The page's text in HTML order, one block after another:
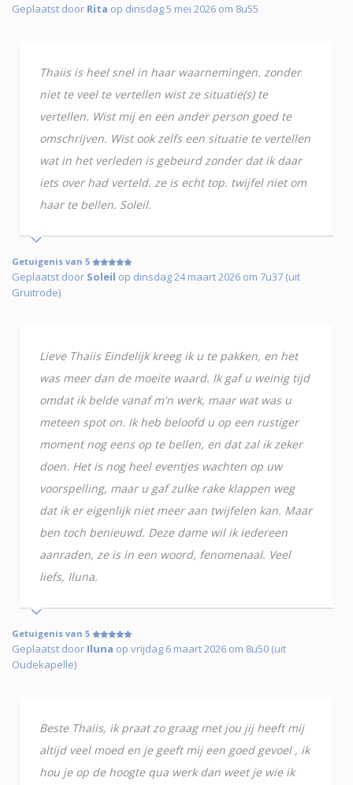
Geplaatst door Rita op dinsdag 5 mei 2026 om 8u55
Thaiis is heel snel in haar waarnemingen. zonder
niet te veel te vertellen wist ze situatie(s) te
vertellen. Wist mij en een ander person goed te
omschrijven. Wist ook zelfs een situatie te vertellen
wat in het verleden is gebeurd zonder dat ik daar
iets over had verteld. ze is echt top. twijfel niet om
haar te bellen. Soleil.
Getuigenis van 5
Geplaatst door Soleil op dinsdag 24 maart 2026 om 7u37 (uit
Gruitrode)
Lieve Thaiis Eindelijk kreeg ik u te pakken, en het
was meer dan de moeite waard. Ik gaf u weinig tijd
omdat ik belde vanaf m'n werk, maar wat was u
meteen spot on. Ik heb beloofd u op een rustiger
moment nog eens op te bellen, en dat zal ik zeker
doen. Het is nog heel eventjes wachten op uw
voorspelling, maar u gaf zulke rake klappen weg
dat ik er eigenlijk niet meer aan twijfelen kan. Maar
ben toch benieuwd. Deze dame wil ik iedereen
aanraden, ze is in een woord, fenomenaal. Veel
liefs, Iluna.
Getuigenis van 5
Geplaatst door Iluna op vrijdag 6 maart 2026 om 8u50 (uit
Oudekapelle)
Beste Thaiis, ik praat zo graag met jou jij heeft mij
altijd veel moed en je geeft mij een goed gevoel , ik
hou je op de hoogte qua werk dan weet je wie ik